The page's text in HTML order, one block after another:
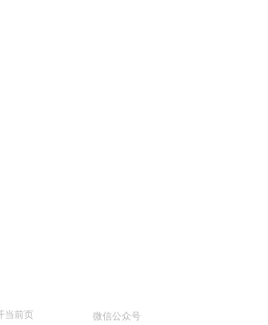
当前页 微信公众号